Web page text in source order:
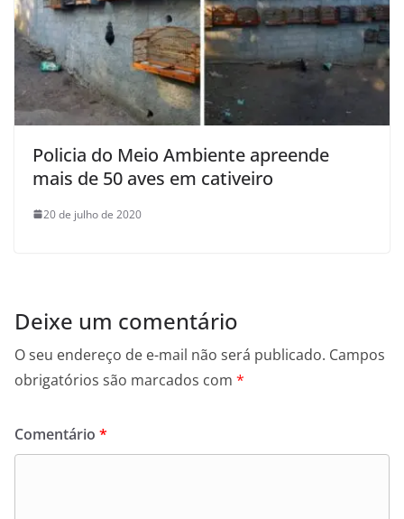
Policia do Meio Ambiente apreende
mais de 50 aves em cativeiro
20 de julho de 2020
Deixe um comentário
O seu endereço de e-mail não será publicado. Campos
obrigatórios são marcados com *
Comentário *